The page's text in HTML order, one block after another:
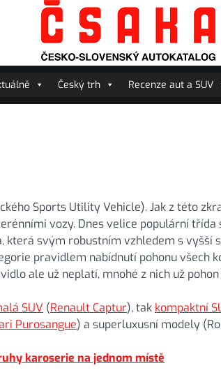
Český trh Recenze aut a SUV
Sports Utility Vehicle). Jak z této
vozy. Dnes velice populární
která svým robustním vzhledem s vyšší
pravidlem nabídnutí pohonu všech
ale už neplatí, mnohé z nich už
SUV (Renault Captur), tak kompaktní
Purosangue) a superluxusní modely
karoserie na jednom místě